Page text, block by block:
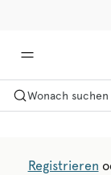
Wonach suchen
Registrieren